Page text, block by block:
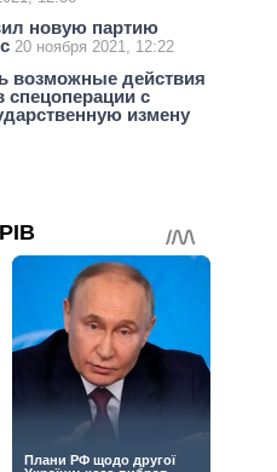
новую партию
20 ноября 2021, 12:22
возможные действия
спецоперации с
измену